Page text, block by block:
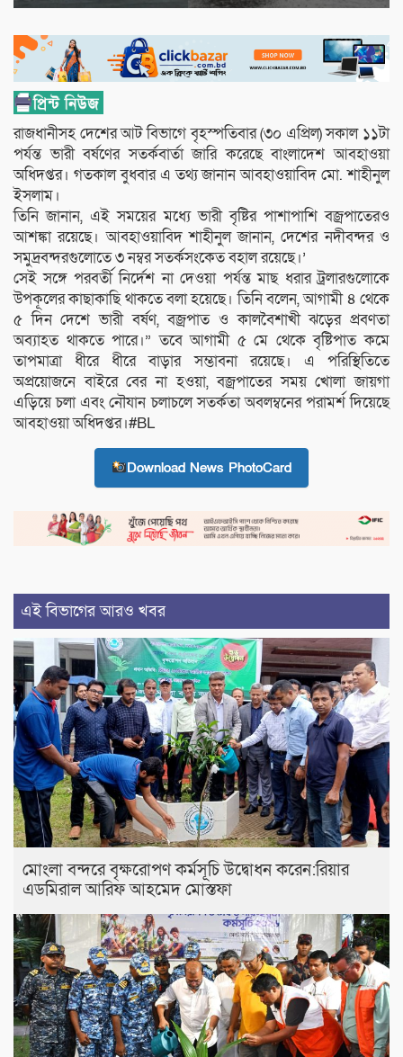
রাজধানীসহ দেশের আট বিভাগে বৃহস্পতিবার (৩০ এপ্রিল) সকাল ১১টা
পর্যন্ত ভারী বর্ষণের সতর্কবার্তা জারি করেছে বাংলাদেশ আবহাওয়া
অধিদপ্তর। গতকাল বুধবার এ তথ্য জানান আবহাওয়াবিদ মো. শাহীনুল
ইসলাম।
তিনি জানান, এই সময়ের মধ্যে ভারী বৃষ্টির পাশাপাশি বজ্রপাতেরও
আশঙ্কা রয়েছে। আবহাওয়াবিদ শাহীনুল জানান, দেশের নদীবন্দর ও
সমুদ্রবন্দরগুলোতে ৩ নম্বর সতর্কসংকেত বহাল রয়েছে।’
সেই সঙ্গে পরবর্তী নির্দেশ না দেওয়া পর্যন্ত মাছ ধরার ট্রলারগুলোকে
উপকূলের কাছাকাছি থাকতে বলা হয়েছে। তিনি বলেন, আগামী ৪ থেকে
৫ দিন দেশে ভারী বর্ষণ, বজ্রপাত ও কালবৈশাখী ঝড়ের প্রবণতা
অব্যাহত থাকতে পারে।” তবে আগামী ৫ মে থেকে বৃষ্টিপাত কমে
তাপমাত্রা ধীরে ধীরে বাড়ার সম্ভাবনা রয়েছে। এ পরিস্থিতিতে
অপ্রয়োজনে বাইরে বের না হওয়া, বজ্রপাতের সময় খোলা জায়গা
এড়িয়ে চলা এবং নৌযান চলাচলে সতর্কতা অবলম্বনের পরামর্শ দিয়েছে
আবহাওয়া অধিদপ্তর।#BL
Download News PhotoCard
এই বিভাগের আরও খবর
মোংলা বন্দরে বৃক্ষরোপণ কর্মসূচি উদ্বোধন করেন:রিয়ার
এডমিরাল আরিফ আহমেদ মোস্তফা